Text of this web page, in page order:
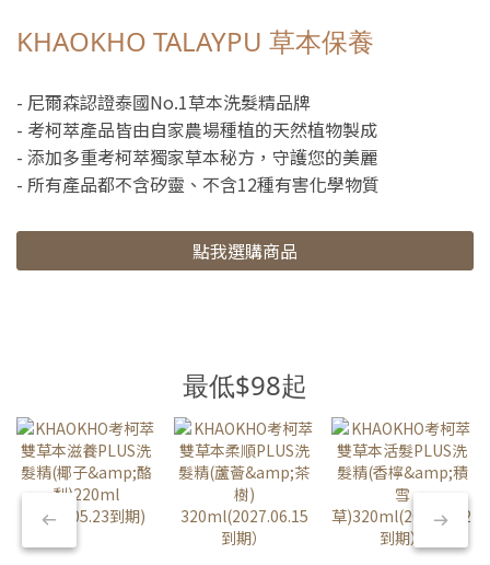
KHAOKHO TALAYPU 草本保養
- 尼爾森認證泰國No.1草本洗髮精品牌
- 考柯萃產品皆由自家農場種植的天然植物製成
- 添加多重考柯萃獨家草本秘方，守護您的美麗
- 所有產品都不含矽靈、不含12種有害化學物質
點我選購商品
最低$98起